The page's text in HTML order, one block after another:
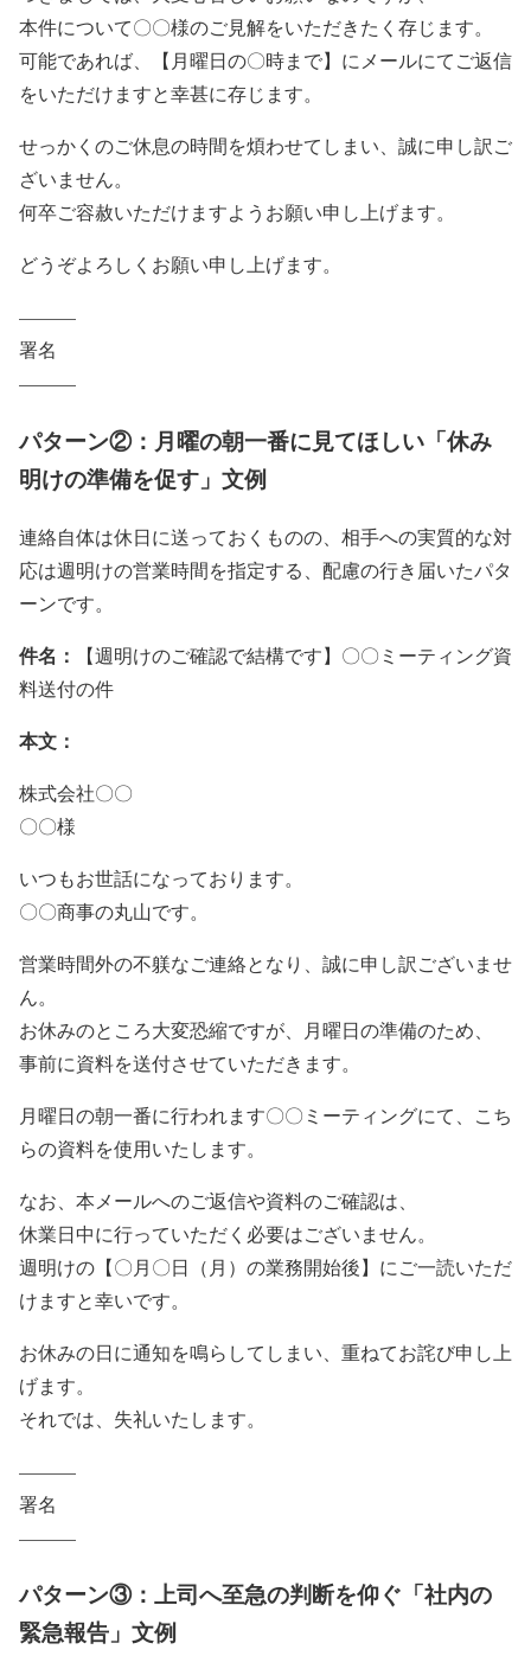
本件について〇〇様のご見解をいただきたく存じます。
可能であれば、【月曜日の〇時まで】にメールにてご返信
をいただけますと幸甚に存じます。
せっかくのご休息の時間を煩わせてしまい、誠に申し訳ご
ざいません。
何卒ご容赦いただけますようお願い申し上げます。
どうぞよろしくお願い申し上げます。
———
署名
———
パターン②：月曜の朝一番に見てほしい「休み
明けの準備を促す」文例
連絡自体は休日に送っておくものの、相手への実質的な対
応は週明けの営業時間を指定する、配慮の行き届いたパタ
ーンです。
件名：
【週明けのご確認で結構です】〇〇ミーティング資
料送付の件
本文：
株式会社〇〇
〇〇様
いつもお世話になっております。
〇〇商事の丸山です。
営業時間外の不躾なご連絡となり、誠に申し訳ございませ
ん。
お休みのところ大変恐縮ですが、月曜日の準備のため、
事前に資料を送付させていただきます。
月曜日の朝一番に行われます〇〇ミーティングにて、こち
らの資料を使用いたします。
なお、本メールへのご返信や資料のご確認は、
休業日中に行っていただく必要はございません。
週明けの【〇月〇日（月）の業務開始後】にご一読いただ
けますと幸いです。
お休みの日に通知を鳴らしてしまい、重ねてお詫び申し上
げます。
それでは、失礼いたします。
———
署名
———
パターン③：上司へ至急の判断を仰ぐ「社内の
緊急報告」文例